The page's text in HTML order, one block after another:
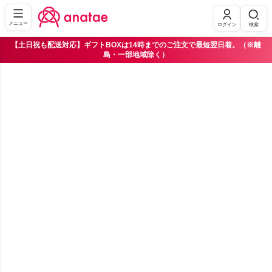
メニュー ログイン 検索
【土日祝も配送対応】ギフトBOXは14時までのご注文で最短翌日着。（※離
島・一部地域除く）